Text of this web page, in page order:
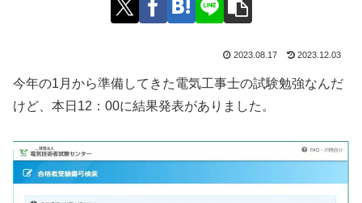
2023.08.17 2023.12.03
今年の1月から準備してきた電気工事士の試験勉強なんだ
けど、本日12：00に結果発表がありました。